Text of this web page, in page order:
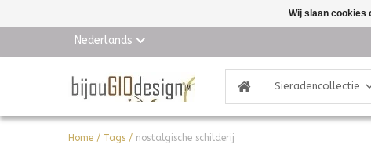
Nederlands
Sieradencollectie
Home / Tags / nostalgische schilderij
Wij slaan cookies